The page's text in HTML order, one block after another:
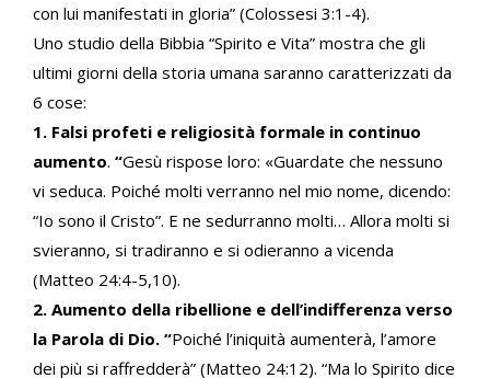
con lui manifestati in gloria” (Colossesi 3:1-4).
Uno studio della Bibbia “Spirito e Vita” mostra che gli
ultimi giorni della storia umana saranno caratterizzati da
6 cose:
1. Falsi profeti e religiosità formale in continuo
aumento. “Gesù rispose loro: «Guardate che nessuno
vi seduca. Poiché molti verranno nel mio nome, dicendo:
“Io sono il Cristo”. E ne sedurranno molti… Allora molti si
svieranno, si tradiranno e si odieranno a vicenda
(Matteo 24:4-5,10).
2. Aumento della ribellione e dell’indifferenza verso
la Parola di Dio. “Poiché l’iniquità aumenterà, l’amore
dei più si raffredderà” (Matteo 24:12). “Ma lo Spirito dice